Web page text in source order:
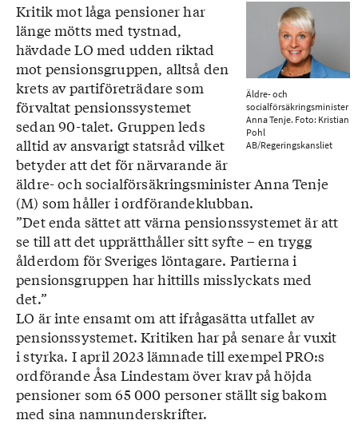
Äldre- och
socialförsäkringsminister
Anna Tenje. Foto: Kristian
Pohl
AB/Regeringskansliet
Kritik mot låga pensioner har
länge mötts med tystnad,
hävdade LO med udden riktad
mot pensionsgruppen, alltså den
krets av partiföreträdare som
förvaltat pensionssystemet
sedan 90-talet. Gruppen leds
alltid av ansvarigt statsråd vilket
betyder att det för närvarande är
äldre- och socialförsäkringsminister Anna Tenje
(M) som håller i ordförandeklubban.
”Det enda sättet att värna pensionssystemet är att
se till att det upprätthåller sitt syfte – en trygg
ålderdom för Sveriges löntagare. Partierna i
pensionsgruppen har hittills misslyckats med
det.”
LO är inte ensamt om att ifrågasätta utfallet av
pensionssystemet. Kritiken har på senare år vuxit
i styrka. I april 2023 lämnade till exempel PRO:s
ordförande Åsa Lindestam över krav på höjda
pensioner som 65 000 personer ställt sig bakom
med sina namnunderskrifter.